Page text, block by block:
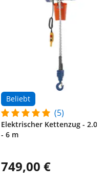
Beliebt
(5)
Elektrischer Kettenzug -
- 6 m
749,00 €